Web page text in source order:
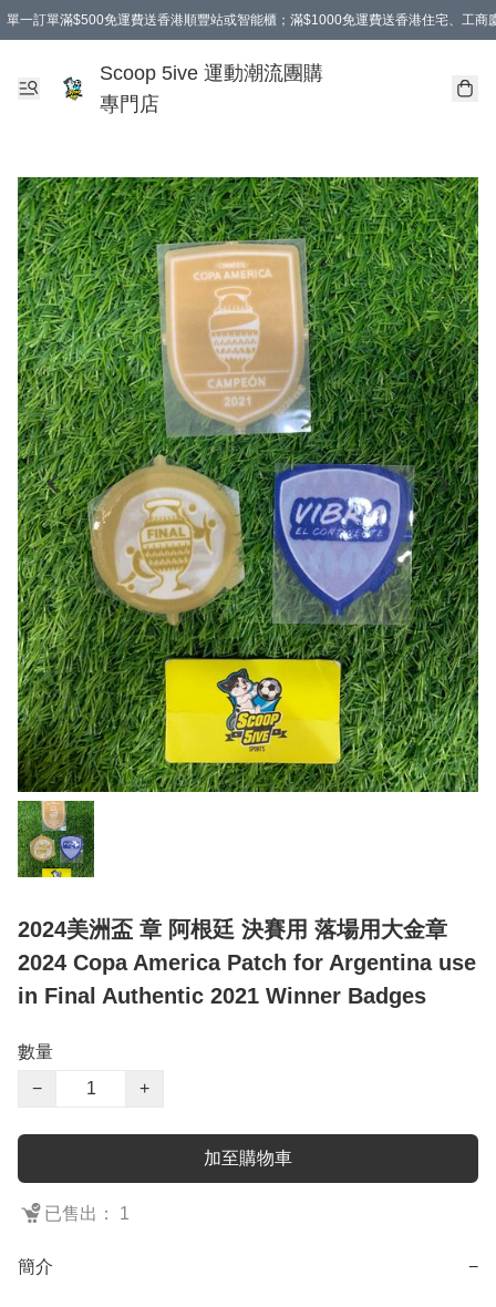
單一訂單滿$500免運費送香港順豐站或智能櫃；滿$1000免運費送香港住宅、工商
Scoop 5ive 運動潮流團購
專門店
2024美洲盃 章 阿根廷 決賽用 落場用大金章
2024 Copa America Patch for Argentina use
in Final Authentic 2021 Winner Badges
數量
−
+
加至購物車
已售出： 1
簡介 −